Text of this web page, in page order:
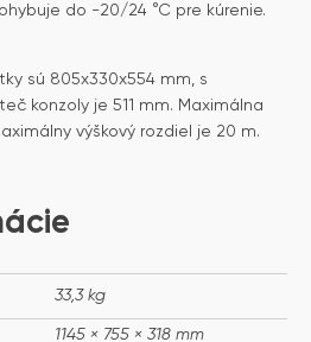
do -20/24 °C pre kúrenie.
sú 805x330x554 mm, s
konzoly je 511 mm. Maximálna
výškový rozdiel je 20 m.
33,3 kg
1145 × 755 × 318 mm